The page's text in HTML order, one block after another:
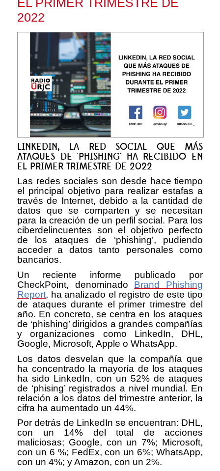
2022
LINKEDIN, LA RED SOCIAL QUE MÁS
ATAQUES DE 'PHISHING' HA RECIBIDO EN
EL PRIMER TRIMESTRE DE 2022
Las redes sociales son desde hace tiempo
el principal objetivo para realizar estafas a
través de Internet, debido a la cantidad de
datos que se comparten y se necesitan
para la creación de un perfil social. Para los
ciberdelincuentes son el objetivo perfecto
de los ataques de ‘phishing’, pudiendo
acceder a datos tanto personales como
bancarios.
Un reciente informe publicado por
CheckPoint, denominado Brand Phishing
Report, ha analizado el registro de este tipo
de ataques durante el primer trimestre del
año. En concreto, se centra en los ataques
de ‘phishing’ dirigidos a grandes compañías
y organizaciones como LinkedIn, DHL,
Google, Microsoft, Apple o WhatsApp.
Los datos desvelan que la compañía que
ha concentrado la mayoría de los ataques
ha sido LinkedIn, con un 52% de ataques
de ‘phising’ registrados a nivel mundial. En
relación a los datos del trimestre anterior, la
cifra ha aumentado un 44%.
Por detrás de LinkedIn se encuentran: DHL,
con un 14% del total de acciones
maliciosas; Google, con un 7%; Microsoft,
con un 6 %; FedEx, con un 6%; WhatsApp,
con un 4%; y Amazon, con un 2%.